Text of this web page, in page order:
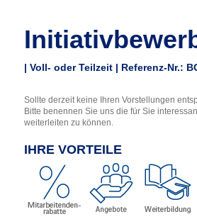
| Voll- oder Teilzeit | Referenz-Nr.:
Sollte derzeit keine Ihren Vorstellungen
Bitte benennen Sie uns die für Sie
weiterleiten zu können.
IHRE VORTEILE